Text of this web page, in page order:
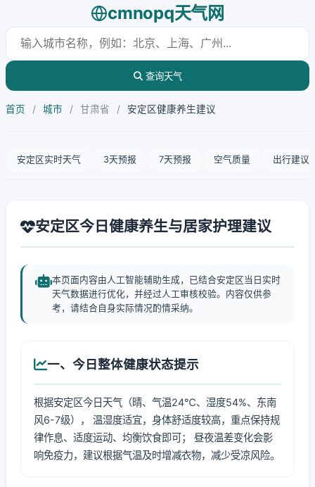
cmnopq天气网
查询天气
首页 / 城市 / 甘肃省 / 安定区健康养生建议
安定区实时天气 3天预报 7天预报 空气质量 出行建议
安定区今日健康养生与居家护理建议
本页面内容由人工智能辅助生成，已结合安定区当日实时
天气数据进行优化，并经过人工审核校验。内容仅供参
考，请结合自身实际情况酌情采纳。
一、今日整体健康状态提示
根据安定区今日天气（晴、气温24℃、湿度54%、东南
风6-7级）， 温湿度适宜，身体舒适度较高，重点保持规
律作息、适度运动、均衡饮食即可； 昼夜温差变化会影
响免疫力，建议根据气温及时增减衣物，减少受凉风险。